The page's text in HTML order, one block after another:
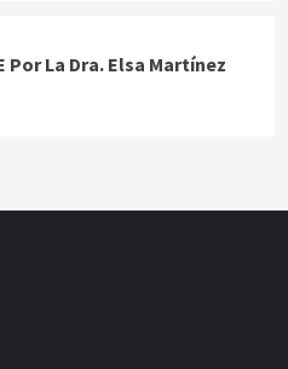
Por La Dra. Elsa Martínez